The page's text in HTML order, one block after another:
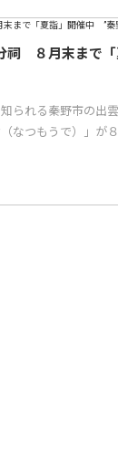
祠 ８月末まで
られる秦野市の出
なつもうで）」が